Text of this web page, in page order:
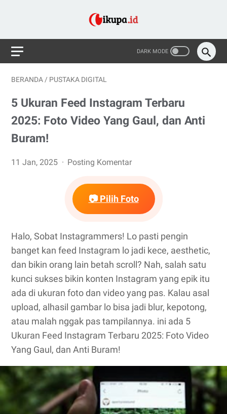
BERANDA / PUSTAKA DIGITAL
5 Ukuran Feed Instagram Terbaru
2025: Foto Video Yang Gaul, dan Anti
Buram!
11 Jan, 2025 Posting Komentar
📷 Pilih Foto
Halo, Sobat Instagrammers! Lo pasti pengin
banget kan feed Instagram lo jadi kece, aesthetic,
dan bikin orang lain betah scroll? Nah, salah satu
kunci sukses bikin konten Instagram yang epik itu
ada di ukuran foto dan video yang pas. Kalau asal
upload, alhasil gambar lo bisa jadi blur, kepotong,
atau malah nggak pas tampilannya. ini ada 5
Ukuran Feed Instagram Terbaru 2025: Foto Video
Yang Gaul, dan Anti Buram!